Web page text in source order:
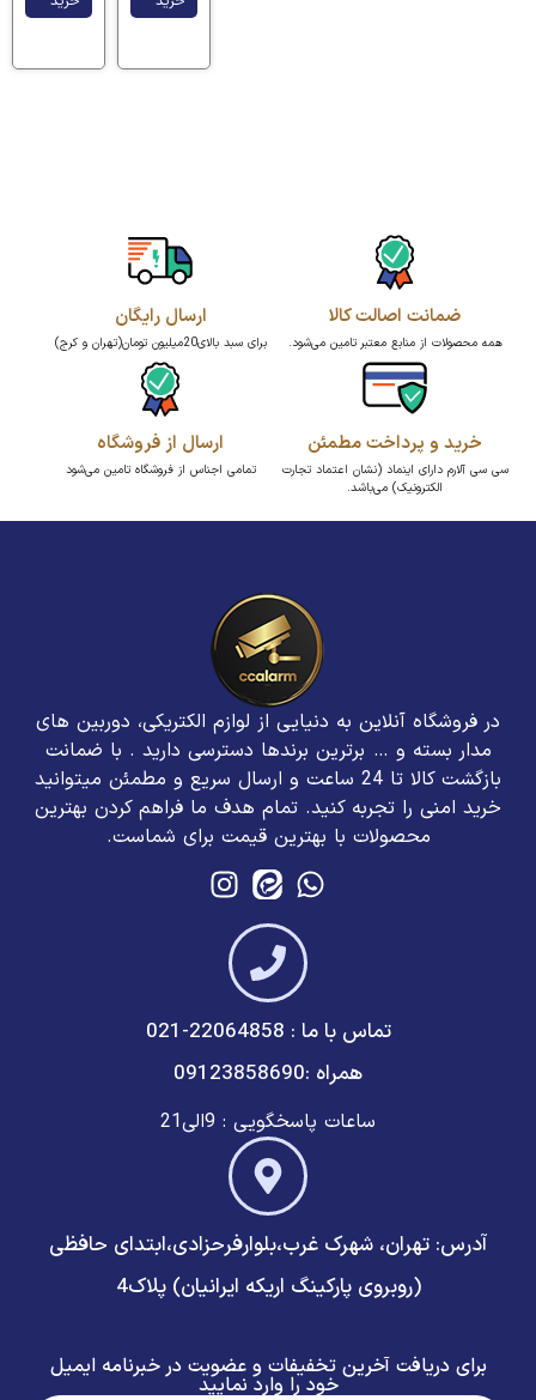
ضمانت اصالت کالا
همه محصولات از منابع معتبر تامین می‌شود.
ارسال رایگان
برای سبد بالای20میلیون تومان(تهران و کرج)
خرید و پرداخت مطمئن
سی سی آلارم دارای اینماد (نشان اعتماد تجارت
الکترونیک) می‌باشد.
ارسال از فروشگاه
تمامی اجناس از فروشگاه تامین می‌شود
در فروشگاه آنلاین به دنیایی از لوازم الکتریکی، دوربین های
مدار بسته و … برترین برند‌ها دسترسی دارید . با ضمانت
بازگشت کالا تا 24 ساعت و ارسال سریع و مطمئن میتوانید
خرید امنی را تجربه کنید. تمام هدف ما فراهم کردن بهترین
محصولات با بهترین قیمت برای شماست.
تماس با ما : 22064858-021
همراه :09123858690
ساعات پاسخگویی : 9الی21
آدرس: تهران، شهرک غرب،بلوارفرحزادی،ابتدای حافظی
(روبروی پارکینگ اریکه ایرانیان) پلاک4
برای دریافت آخرین تخفیفات و عضویت در خبرنامه ایمیل
خود را وارد نمایید